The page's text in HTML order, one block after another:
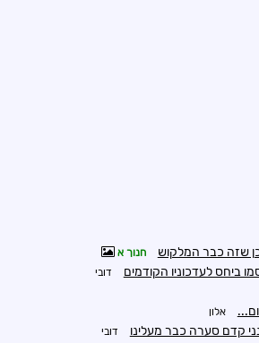
שזה כבר המלקוש חנוך א
ביחס לעדכוניו הקודמים דובי
אלון
קדם סערה כבר מעלינו דובי